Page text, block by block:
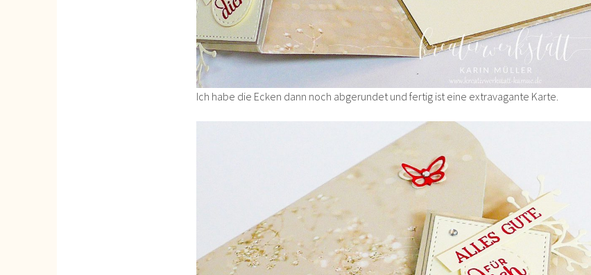
Ich habe die Ecken dann noch abgerundet und fertig ist eine extravagante Karte.